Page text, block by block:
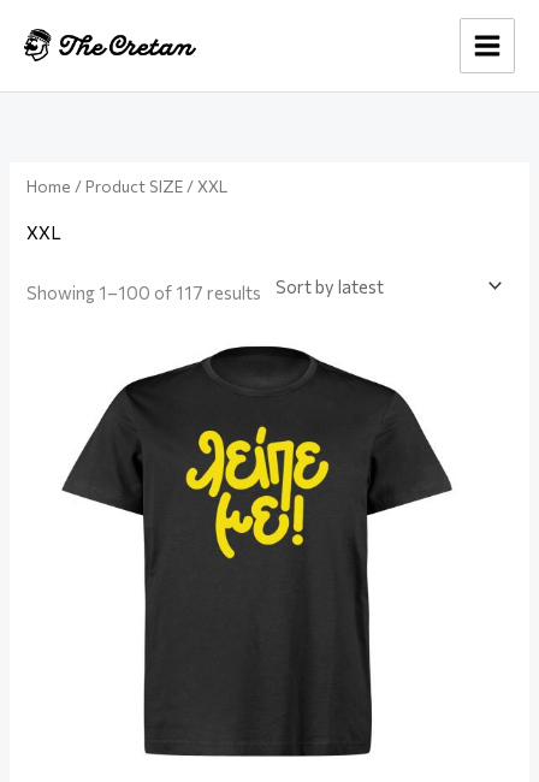
Home / Product SIZE / XXL
XXL
Showing 1–100 of 117 results
Sorted